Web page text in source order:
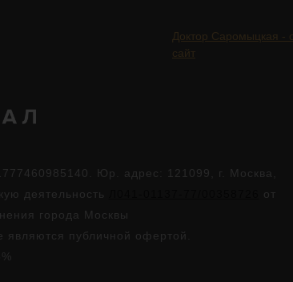
Доктор Саромыцкая -
сайт
Юр. адрес: 121099, г. Москва,
деятельность
от
города Москвы
публичной офертой.